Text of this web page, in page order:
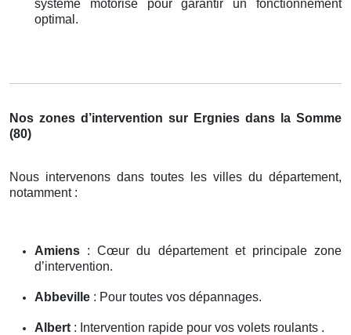
système motorisé pour garantir un fonctionnement
optimal.
Nos zones d’intervention sur Ergnies dans la Somme
(80)
Nous intervenons dans toutes les villes du département,
notamment :
Amiens : Cœur du département et principale zone
d’intervention.
Abbeville : Pour toutes vos dépannages.
Albert : Intervention rapide pour vos volets roulants .